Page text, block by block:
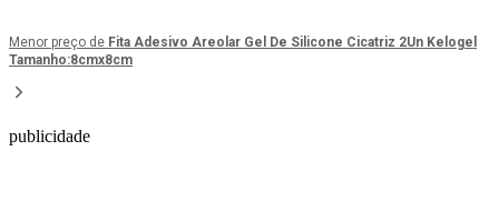
Menor preço de Fita Adesivo Areolar Gel De Silicone Cicatriz 2Un Kelogel
Tamanho:8cmx8cm
publicidade